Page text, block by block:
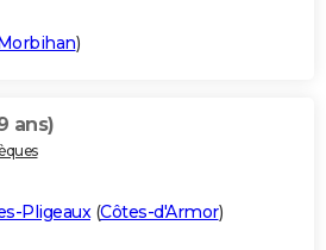
)
ans)
Pligeaux(Côtes-d'Armor)